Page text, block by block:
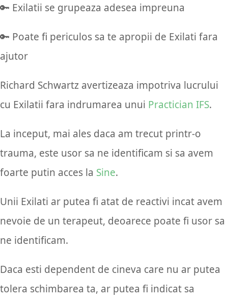
🔑 Exilatii se grupeaza adesea impreuna
🔑 Poate fi periculos sa te apropii de Exilati fara
ajutor
Richard Schwartz avertizeaza impotriva lucrului
cu Exilatii fara indrumarea unui Practician IFS.
La inceput, mai ales daca am trecut printr-o
trauma, este usor sa ne identificam si sa avem
foarte putin acces la Sine.
Unii Exilati ar putea fi atat de reactivi incat avem
nevoie de un terapeut, deoarece poate fi usor sa
ne identificam.
Daca esti dependent de cineva care nu ar putea
tolera schimbarea ta, ar putea fi indicat sa